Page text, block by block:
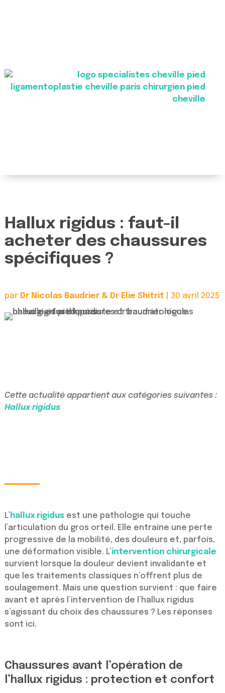
Hallux rigidus : faut-il
acheter des chaussures
spécifiques ?
par Dr Nicolas Baudrier & Dr Elie Shitrit 30 avril 2025
Cette actualité appartient aux catégories suivantes :
Hallux rigidus
L’hallux rigidusest une pathologie qui touche
l’articulation du gros orteil. Elle entraîne une perte
progressive de la mobilité, des douleurs et, parfois,
une déformation visible. L’intervention chirurgicale
survient lorsque la douleur devient invalidante et
que les traitements classiques n’offrent plus de
soulagement. Mais une question survient : que faire
avant et après l’intervention de l’hallux rigidus
s’agissant du choix des chaussures ? Les réponses
sont ici.
Chaussures avant l’opération de
l’hallux rigidus : protection et confort